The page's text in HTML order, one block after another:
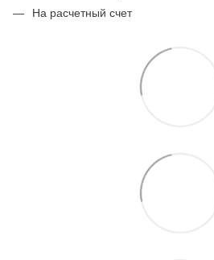
На расчетный счет